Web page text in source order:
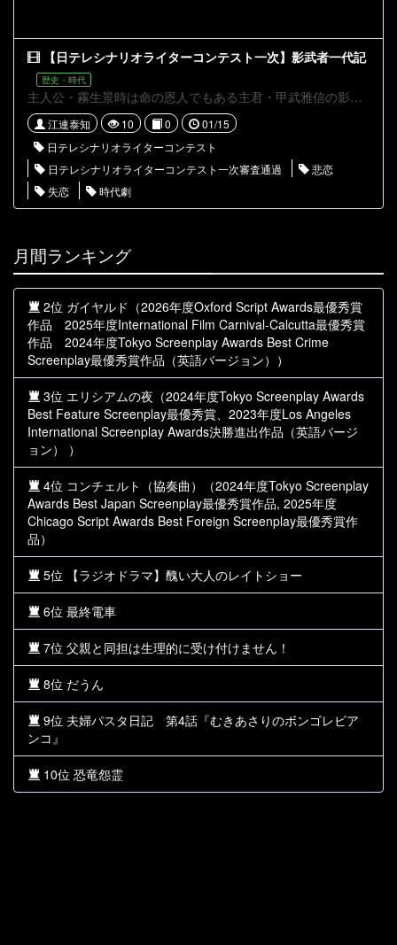
【日テレシナリオライターコンテスト一次】影武者一代記
歴史・時代
主人公・霧生景時は命の恩人でもある主君・甲武雅信の影武者である。 景時は主君の代わりにその許婚・勝子と面会する任務に挑むが、勝子に正体が露見した上に恋に落ちてしまう。 忠と愛、景時はどちらを選ぶのか・・・・
江連泰知 10 0
01/15
日テレシナリオライターコンテスト
日テレシナリオライターコンテスト一次審査通過
悲恋
失恋
時代劇
月間ランキング
2位 ガイヤルド（2026年度Oxford Script Awards最優秀賞
作品 2025年度International Film Carnival-Calcutta最優秀賞
作品 2024年度Tokyo Screenplay Awards Best Crime
Screenplay最優秀賞作品（英語バージョン））
3位 エリシアムの夜（2024年度Tokyo Screenplay Awards
Best Feature Screenplay最優秀賞、2023年度Los Angeles
International Screenplay Awards決勝進出作品（英語バージ
ョン） ）
4位 コンチェルト（協奏曲）（2024年度Tokyo Screenplay
Awards Best Japan Screenplay最優秀賞作品, 2025年度
Chicago Script Awards Best Foreign Screenplay最優秀賞作
品）
5位 【ラジオドラマ】醜い大人のレイトショー
6位 最終電車
7位 父親と同担は生理的に受け付けません！
8位 だうん
9位 夫婦パスタ日記 第4話『むきあさりのボンゴレビア
ンコ』
10位 恐竜怨霊